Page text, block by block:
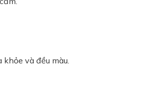
khỏe và đều màu.